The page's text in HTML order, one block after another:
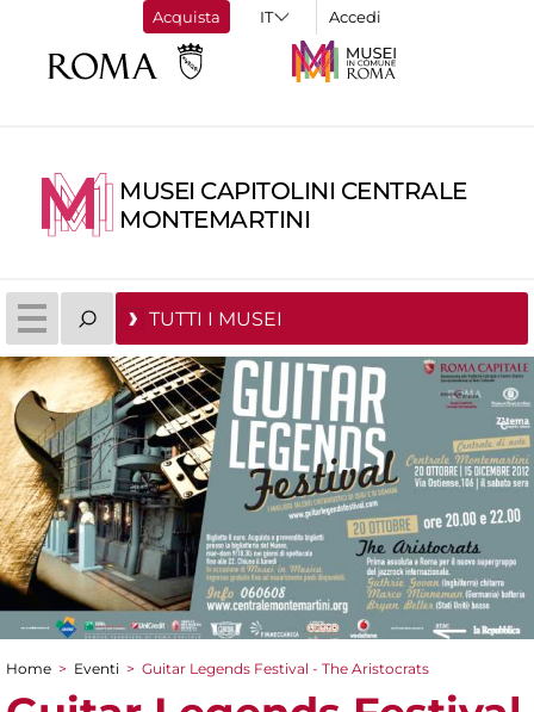
Acquista Accedi
MUSEI CAPITOLINI CENTRALE
MONTEMARTINI
TUTTI I MUSEI
Tu sei qui
Home > Eventi > Guitar Legends Festival - The Aristocrats